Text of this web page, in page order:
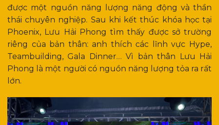
được một nguồn năng lượng năng động và thần
thái chuyên nghiệp. Sau khi kết thúc khóa học tại
Phoenix, Lưu Hải Phong tìm thấy được sở trường
riêng của bản thân: anh thích các lĩnh vực Hype,
Teambuilding, Gala Dinner… Vì bản thân Lưu Hải
Phong là một người có nguồn năng lượng tỏa ra rất
lớn.